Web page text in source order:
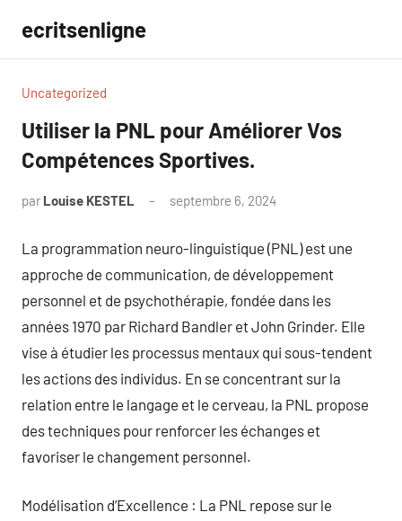
contenu
ecritsenligne
Uncategorized
Utiliser la PNL pour Améliorer Vos
Compétences Sportives.
par Louise KESTEL septembre 6, 2024
La programmation neuro-linguistique (PNL) est une
approche de communication, de développement
personnel et de psychothérapie, fondée dans les
années 1970 par Richard Bandler et John Grinder. Elle
vise à étudier les processus mentaux qui sous-tendent
les actions des individus. En se concentrant sur la
relation entre le langage et le cerveau, la PNL propose
des techniques pour renforcer les échanges et
favoriser le changement personnel.
Modélisation d’Excellence : La PNL repose sur le